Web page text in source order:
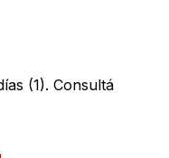
(1). Consultá